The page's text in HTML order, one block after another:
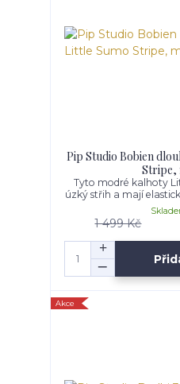
Pip Studio Bobien
Stripe,
Tyto modré kalhoty
úzký střih a mají
1 499 Kč
Akce